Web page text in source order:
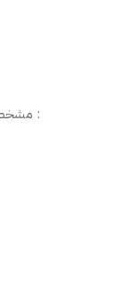
مشخصات دریافت شبکه ایران فردا در ماهواره ترکمنعالم :